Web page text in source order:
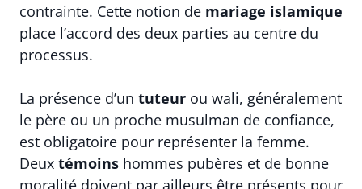
contrainte. Cette notion de mariage islamique
place l’accord des deux parties au centre du
processus.
La présence d’un tuteur ou wali, généralement
le père ou un proche musulman de confiance,
est obligatoire pour représenter la femme.
Deux témoins hommes pubères et de bonne
moralité doivent par ailleurs être présents pour